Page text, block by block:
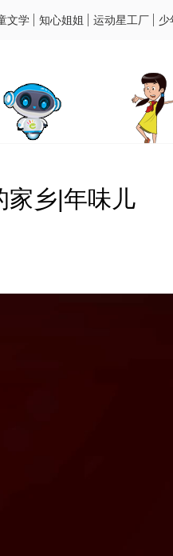
文学 知心姐姐 运动星工厂 少
家乡|年味儿